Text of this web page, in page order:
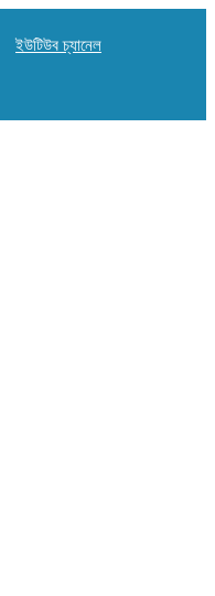
ইউটিউব চ্যানেল